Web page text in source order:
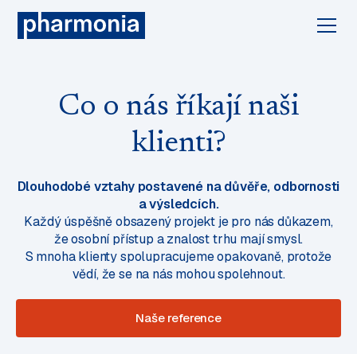
Co o nás říkají naši
klienti?
Dlouhodobé vztahy postavené na důvěře, odbornosti
a výsledcích.
Každý úspěšně obsazený projekt je pro nás důkazem,
že osobní přístup a znalost trhu mají smysl.
S mnoha klienty spolupracujeme opakovaně, protože
vědí, že se na nás mohou spolehnout.
Naše reference